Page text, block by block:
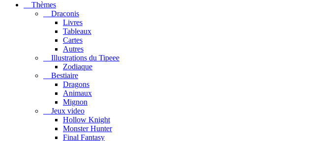
Thèmes
Draconis
Livres
Tableaux
Cartes
Autres
Illustrations du Tipeee
Zodiaque
Bestiaire
Dragons
Animaux
Mignon
Jeux video
Hollow Knight
Monster Hunter
Final Fantasy